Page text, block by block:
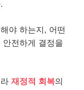
야 하는지, 어떤
전하게 결정을
재정적 회복의